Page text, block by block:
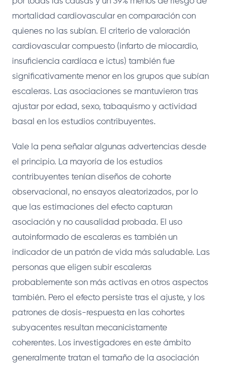
mortalidad cardiovascular en comparación con
quienes no las subían. El criterio de valoración
cardiovascular compuesto (infarto de miocardio,
insuficiencia cardíaca e ictus) también fue
significativamente menor en los grupos que subían
escaleras. Las asociaciones se mantuvieron tras
ajustar por edad, sexo, tabaquismo y actividad
basal en los estudios contribuyentes.
Vale la pena señalar algunas advertencias desde
el principio. La mayoría de los estudios
contribuyentes tenían diseños de cohorte
observacional, no ensayos aleatorizados, por lo
que las estimaciones del efecto capturan
asociación y no causalidad probada. El uso
autoinformado de escaleras es también un
indicador de un patrón de vida más saludable. Las
personas que eligen subir escaleras
probablemente son más activas en otros aspectos
también. Pero el efecto persiste tras el ajuste, y los
patrones de dosis-respuesta en las cohortes
subyacentes resultan mecanicistamente
coherentes. Los investigadores en este ámbito
generalmente tratan el tamaño de la asociación